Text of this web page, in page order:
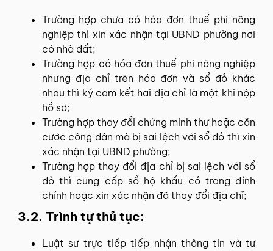
Trường hợp chưa có hóa đơn thuế phi nông
nghiệp thì xin xác nhận tại UBND phường nơi
có nhà đất;
Trường hợp có hóa đơn thuế phi nông nghiệp
nhưng địa chỉ trên hóa đơn và sổ đỏ khác
nhau thì ký cam kết hai địa chỉ là một khi nộp
hồ sơ;
Trường hợp thay đổi chứng minh thư hoặc căn
cước công dân mà bị sai lệch với sổ đỏ thì xin
xác nhận tại UBND phường;
Trường hợp thay đổi địa chỉ bị sai lệch với sổ
đỏ thì cung cấp sổ hộ khẩu có trang đính
chính hoặc xin xác nhận đã thay đổi địa chỉ;
3.2. Trình tự thủ tục:
Luật sư trực tiếp tiếp nhận thông tin và tư